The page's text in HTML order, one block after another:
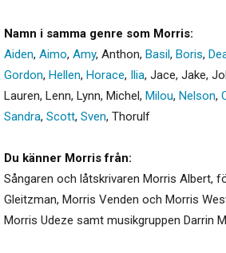
Namn i samma genre som Morris:
Aiden, Aimo, Amy, Anthon, Basil, Boris,
Gordon, Hellen, Horace, Ilia, Jace, Jake,
Lauren, Lenn, Lynn, Michel, Milou, Nelson,
Sandra, Scott, Sven, Thorulf
Du känner Morris från:
Sångaren och låtskrivaren Morris Albert,
Gleitzman, Morris Venden och Morris
Morris Udeze samt musikgruppen Darrin